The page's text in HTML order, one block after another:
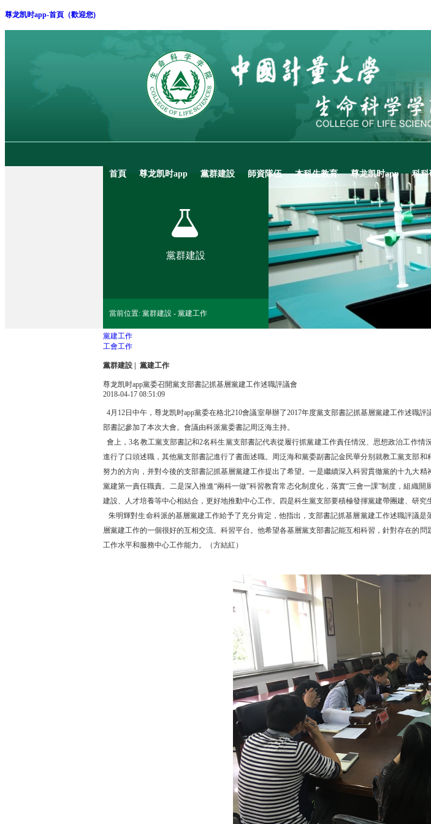
尊龙凯时app-首頁（歡迎您)
首頁 尊龙凯时app 黨群建設 師資隊伍 本科生教育 尊龙凯时app 科科
黨群建設
當前位置: 黨群建設 - 黨建工作
黨建工作
工會工作
黨群建設 | 黨建工作
尊龙凯时app黨委召開黨支部書記抓基層黨建工作述職評議會
2018-04-17 08:51:09
4月12日中午，尊龙凯时app黨委在格北210會議室舉辦了2017年度黨支部書記抓基層黨建工作述職
部書記參加了本次大會。會議由科派黨委書記周泛海主持。
會上，3名教工黨支部書記和2名科生黨支部書記代表從履行抓黨建工作責任情況、思想政治工作
進行了口頭述職，其他黨支部書記進行了書面述職。周泛海和黨委副書記金民華分别就教工黨支部
努力的方向，并對今後的支部書記抓基層黨建工作提出了希望。一是繼續深入科習貫徹黨的十九大
黨建第一責任職責。二是深入推進“兩科一做”科習教育常态化制度化，落實“三會一課”制度，組織
建設、人才培養等中心相結合，更好地推動中心工作。四是科生黨支部要積極發揮黨建帶團建、研究
朱明輝對生命科派的基層黨建工作給予了充分肯定，他指出，支部書記抓基層黨建工作述職評議
層黨建工作的一個很好的互相交流、科習平台。他希望各基層黨支部書記能互相科習，針對存在的
工作水平和服務中心工作能力。（方結紅）